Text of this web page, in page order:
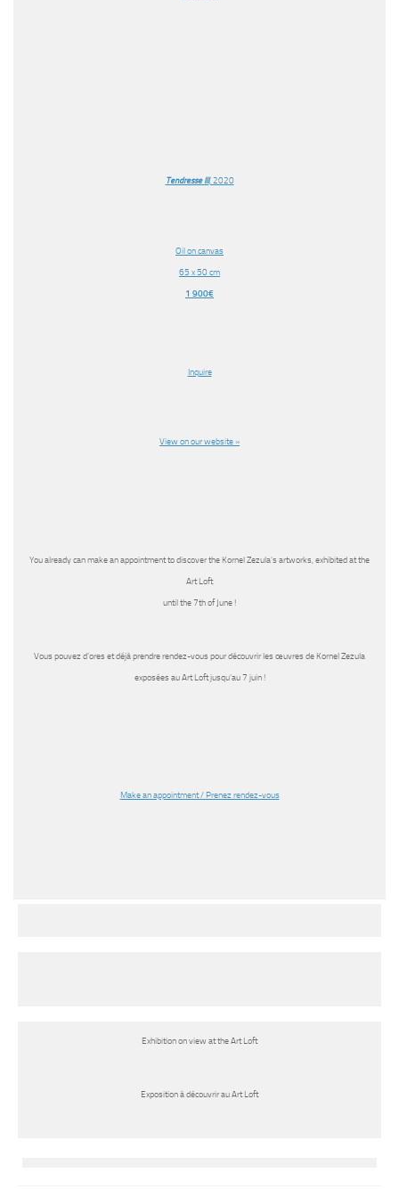
Tendresse III, 2020
Oil on canvas
65 x 50 cm
1 900€
Inquire
View on our website »
You already can make an appointment to discover the Kornel Zezula’s artworks, exhibited at the
Art Loft
until the 7th of June !
Vous pouvez d’ores et déjà prendre rendez-vous pour découvrir les œuvres de Kornel Zezula
exposées au Art Loft jusqu’au 7 juin !
Make an appointment / Prenez rendez-vous
Exhibition on view at the Art Loft
Exposition à découvrir au Art Loft